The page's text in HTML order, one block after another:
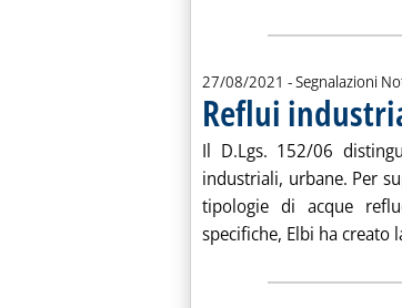
27/08/2021 - Segnalazioni
Reflui
Il D.Lgs. 152/06
industriali, urbane. Per
tipologie di acque
specifiche, Elbi ha creato